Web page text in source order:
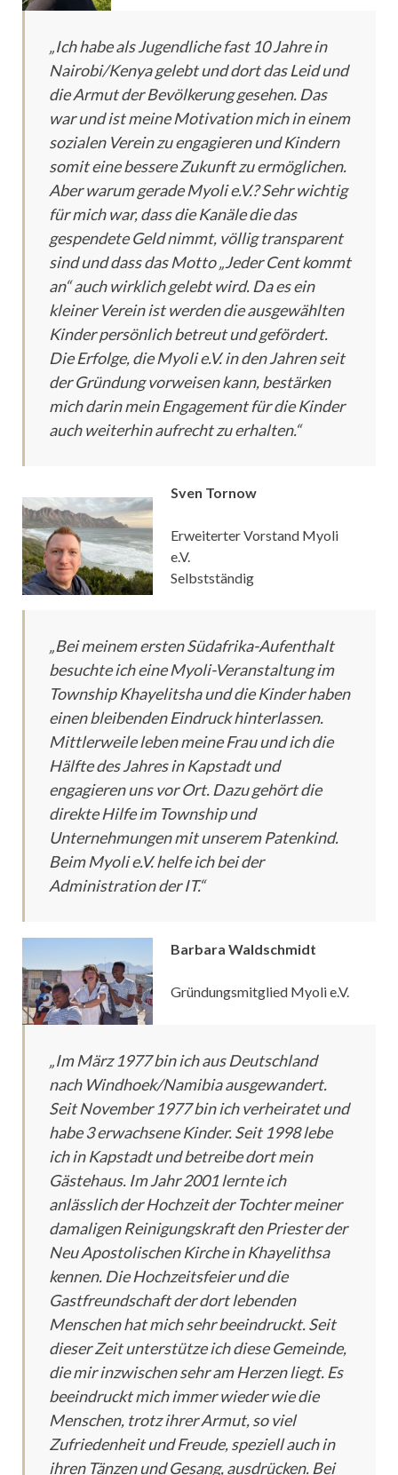
„Ich habe als Jugendliche fast 10 Jahre in
Nairobi/Kenya gelebt und dort das Leid und
die Armut der Bevölkerung gesehen. Das
war und ist meine Motivation mich in einem
sozialen Verein zu engagieren und Kindern
somit eine bessere Zukunft zu ermöglichen.
Aber warum gerade Myoli e.V.? Sehr wichtig
für mich war, dass die Kanäle die das
gespendete Geld nimmt, völlig transparent
sind und dass das Motto „Jeder Cent kommt
an“ auch wirklich gelebt wird. Da es ein
kleiner Verein ist werden die ausgewählten
Kinder persönlich betreut und gefördert.
Die Erfolge, die Myoli e.V. in den Jahren seit
der Gründung vorweisen kann, bestärken
mich darin mein Engagement für die Kinder
auch weiterhin aufrecht zu erhalten.“
Sven Tornow
Erweiterter Vorstand Myoli
e.V.
Selbstständig
„Bei meinem ersten Südafrika-Aufenthalt
besuchte ich eine Myoli-Veranstaltung im
Township Khayelitsha und die Kinder haben
einen bleibenden Eindruck hinterlassen.
Mittlerweile leben meine Frau und ich die
Hälfte des Jahres in Kapstadt und
engagieren uns vor Ort. Dazu gehört die
direkte Hilfe im Township und
Unternehmungen mit unserem Patenkind.
Beim Myoli e.V. helfe ich bei der
Administration der IT.“
Barbara Waldschmidt
Gründungsmitglied Myoli e.V.
„Im März 1977 bin ich aus Deutschland
nach Windhoek/Namibia ausgewandert.
Seit November 1977 bin ich verheiratet und
habe 3 erwachsene Kinder. Seit 1998 lebe
ich in Kapstadt und betreibe dort mein
Gästehaus. Im Jahr 2001 lernte ich
anlässlich der Hochzeit der Tochter meiner
damaligen Reinigungskraft den Priester der
Neu Apostolischen Kirche in Khayelithsa
kennen. Die Hochzeitsfeier und die
Gastfreundschaft der dort lebenden
Menschen hat mich sehr beeindruckt. Seit
dieser Zeit unterstütze ich diese Gemeinde,
die mir inzwischen sehr am Herzen liegt. Es
beeindruckt mich immer wieder wie die
Menschen, trotz ihrer Armut, so viel
Zufriedenheit und Freude, speziell auch in
ihren Tänzen und Gesang, ausdrücken. Bei